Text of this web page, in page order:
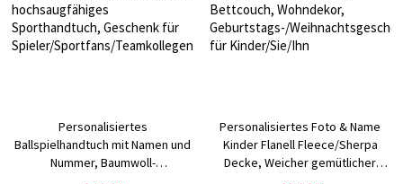
Personalisiertes
Ballspielhandtuch mit Namen und
Nummer, Baumwoll-
Fitnesshandtuch mit Hängeclip,
Personalisiertes Foto & Name
Kinder Flanell Fleece/Sherpa
Decke, Weicher gemütlicher
Überwurf für Bettcouch,